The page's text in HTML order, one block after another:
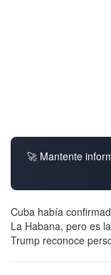
🚀 Mantente
Cuba había
La Habana, pero es
Trump reconoce